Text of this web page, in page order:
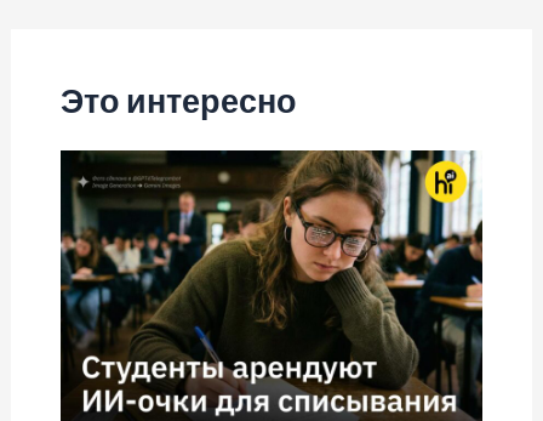
Это интересно